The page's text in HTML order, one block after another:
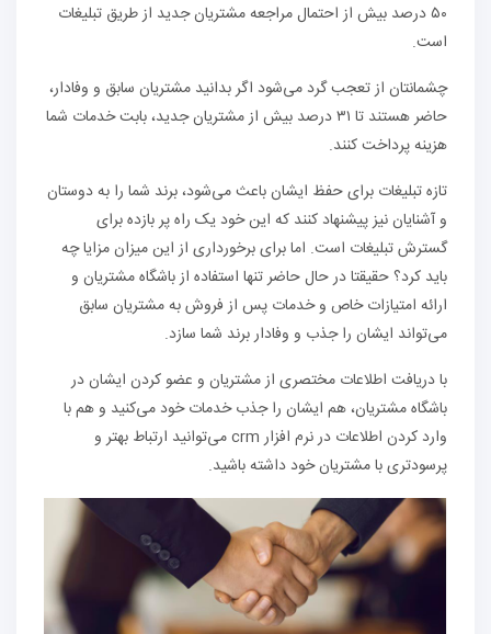
۵۰ درصد بیش از احتمال مراجعه مشتریان جدید از طریق تبلیغات
است‌.
چشمانتان از تعجب گرد می‌شود اگر بدانید مشتریان سابق و وفادار،
حاضر هستند تا ۳۱ درصد بیش از مشتریان جدید، بابت خدمات شما
هزینه پرداخت کنند.
تازه تبلیغات برای حفظ ایشان باعث می‌شود، برند شما را به دوستان
و آشنایان نیز پیشنهاد کنند که این خود یک راه پر بازده برای
گسترش تبلیغات است. اما برای برخورداری از این میزان مزایا چه
باید کرد؟ حقیقتا در حال حاضر تنها استفاده از باشگاه مشتریان و
ارائه امتیازات خاص و خدمات پس از فروش به مشتریان سابق
می‌تواند ایشان را جذب و وفادار برند شما سازد.
با دریافت اطلاعات مختصری از مشتریان و عضو کردن ایشان در
باشگاه مشتریان، هم ایشان را جذب خدمات خود می‌کنید و هم با
وارد کردن اطلاعات در نرم افزار crm می‌توانید ارتباط بهتر و
پرسودتری با مشتریان خود داشته باشید.